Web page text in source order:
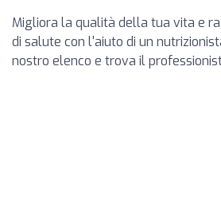
Migliora la qualità della tua vita e
di salute con l'aiuto di un
nostro elenco e trova il